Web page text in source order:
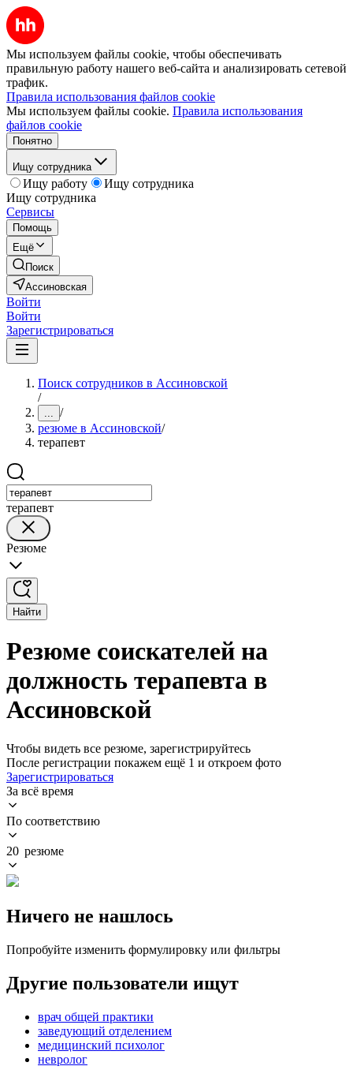
Мы используем файлы cookie, чтобы обеспечивать
правильную работу нашего веб-сайта и анализировать сетевой
трафик.
Правила использования файлов cookie
Мы используем файлы cookie. Правила использования
файлов cookie
Понятно
Ищу сотрудника
Ищу работу
Ищу сотрудника
Ищу сотрудника
Сервисы
Помощь
Ещё
Поиск
Ассиновская
Войти
Войти
Зарегистрироваться
Поиск сотрудников в Ассиновской
/
... /
резюме в Ассиновской/
терапевт
терапевт
Резюме
Найти
Резюме соискателей на
должность терапевта в
Ассиновской
Чтобы видеть все резюме, зарегистрируйтесь
После регистрации покажем ещё 1 и откроем фото
Зарегистрироваться
За всё время
По соответствию
20 резюме
Ничего не нашлось
Попробуйте изменить формулировку или фильтры
Другие пользователи ищут
врач общей практики
заведующий отделением
медицинский психолог
невролог